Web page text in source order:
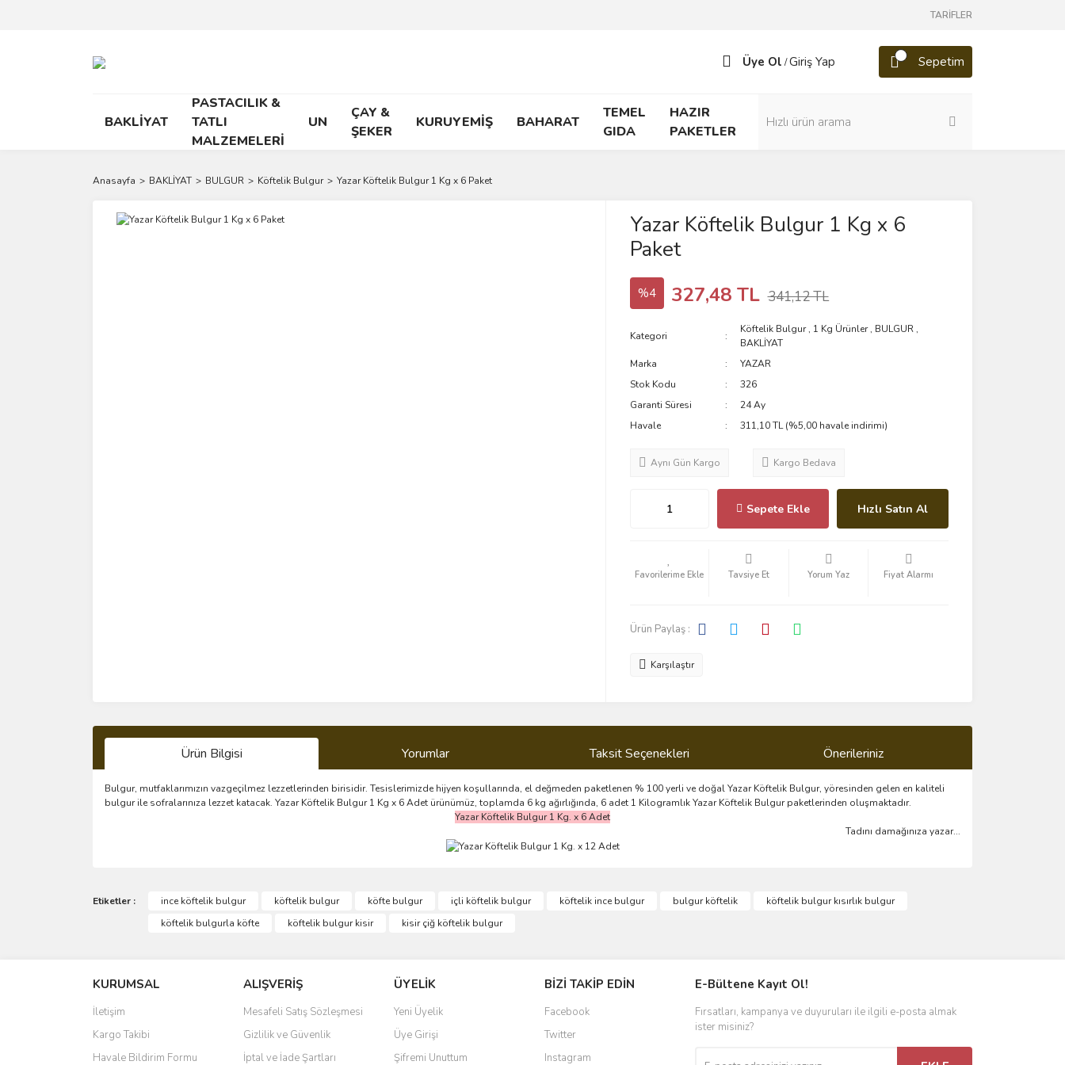
TARİFLER
Üye Ol /Giriş Yap Sepetim
BAKLİYAT
PASTACILIK &
TATLI
MALZEMELERİ
UN
ÇAY &
ŞEKER
KURUYEMİŞ BAHARAT
TEMEL
GIDA
HAZIR
PAKETLER
Anasayfa BAKLİYAT BULGUR Köftelik Bulgur Yazar Köftelik Bulgur 1 Kg x 6 Paket
Yazar Köftelik Bulgur 1 Kg x 6
Paket
%4 327,48 TL 341,12 TL
Kategori
Köftelik Bulgur, 1 Kg Ürünler, BULGUR ,
BAKLİYAT
Marka
YAZAR
Stok Kodu
326
Garanti Süresi
24 Ay
Havale
311,10 TL (%5,00 havale indirimi)
Aynı Gün Kargo Kargo Bedava
Sepete Ekle Hızlı Satın Al
Tavsiye Et Yorum Yaz Fiyat Alarmı
Ürün Paylaş :
Karşılaştır
Ürün Bilgisi Yorumlar Taksit Seçenekleri Önerileriniz
Bulgur, mutfaklarımızın vazgeçilmez lezzetlerinden birisidir. Tesislerimizde hijyen koşullarında, el değmeden paketlenen % 100 yerli ve doğal Yazar Köftelik Bulgur, yöresinden gelen en kaliteli
bulgur ile sofralarınıza lezzet katacak. Yazar Köftelik Bulgur 1 Kg x 6 Adet ürünümüz, toplamda 6 kg ağırlığında, 6 adet 1 Kilogramlık Yazar Köftelik Bulgur paketlerinden oluşmaktadır.
Yazar Köftelik Bulgur 1 Kg. x 6 Adet
Tadını damağınıza yazar...
Bu ürüne ilk yorumu siz yapın!
Görüş ve önerileriniz için teşekkür ederiz.
Ürün bilgilerinde hatalar bulunuyor.
Ürün fiyatı diğer sitelerden daha pahalı.
Bu ürüne benzer farklı alternatifler olmalı.
Etiketler : ince köftelik bulgur köftelik bulgur köfte bulgur içli köftelik bulgur köftelik ince bulgur bulgur köftelik
köftelik bulgur kısırlık bulgur
köftelik bulgurla köfte
köftelik bulgur kisir kisir çiğ köftelik bulgur
KURUMSAL
İletişim
Kargo Takibi
Havale Bildirim Formu
ALIŞVERİŞ
Mesafeli Satış Sözleşmesi
Gizlilik ve Güvenlik
İptal ve İade Şartları
ÜYELİK
Yeni Üyelik
Üye Girişi
Şifremi Unuttum
BİZİ TAKİP EDİN
Facebook
Twitter
Instagram
E-Bültene Kayıt Ol!
Fırsatları, kampanya ve duyuruları ile ilgili e-posta almak
ister misiniz?